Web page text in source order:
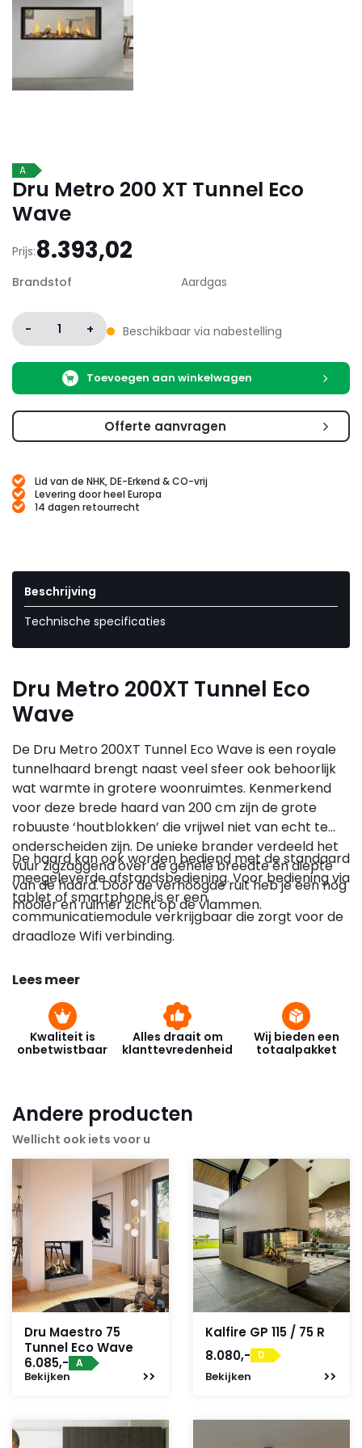
A
Dru Metro 200 XT Tunnel Eco
Wave
Prijs:8.393,02
Brandstof Aardgas
- 1 + Beschikbaar via nabestelling
Toevoegen aan winkelwagen
Offerte aanvragen
Lid van de NHK, DE-Erkend & CO-vrij
Levering door heel Europa
14 dagen retourrecht
Beschrijving
Technische specificaties
Dru Metro 200XT Tunnel Eco
Wave
De Dru Metro 200XT Tunnel Eco Wave is een royale
tunnelhaard brengt naast veel sfeer ook behoorlijk
wat warmte in grotere woonruimtes. Kenmerkend
voor deze brede haard van 200 cm zijn de grote
robuuste ‘houtblokken’ die vrijwel niet van echt te
onderscheiden zijn. De unieke brander verdeeld het
vuur zigzaggend over de gehele breedte én diepte
van de haard. Door de verhoogde ruit heb je een nog
mooier en ruimer zicht op de vlammen.
De haard kan ook worden bediend met de standaard
meegeleverde afstandsbediening. Voor bediening via
tablet of smartphone is er een
communicatiemodule verkrijgbaar die zorgt voor de
draadloze Wifi verbinding.
Lees meer
Kwaliteit is
onbetwistbaar
Alles draait om
klanttevredenheid
Wij bieden een
totaalpakket
Andere producten
Wellicht ook iets voor u
Dru Maestro 75
Tunnel Eco Wave
6.085,- A
Bekijken
Kalfire GP 115 / 75 R
8.080,-
D
Bekijken